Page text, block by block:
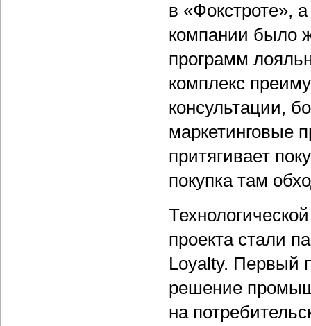
в «Фокстроте»,
компании было
программ
комплекс
консультации,
маркетинговые
притягивает
покупка там
проекта стали
Loyalty. Первый
решение
на